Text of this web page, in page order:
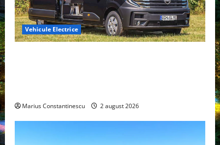
Vehicule Electrice
Marius Constantinescu 2 august 2026